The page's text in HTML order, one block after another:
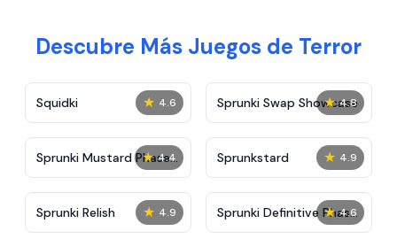
Descubre Más Juegos de Terror
★ 4.6
Squidki ★ 4.8
Sprunki Swap Showcase
★ 4.4
Sprunki Mustard Phase
2
★ 4.9
Sprunkstard
★ 4.9
Sprunki Relish ★ 4.6
Sprunki Definitive Phase
7